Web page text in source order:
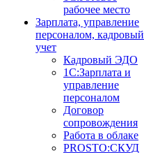
рабочее место
Зарплата, управление
персоналом, кадровый
учет
Кадровый ЭДО
1С:Зарплата и
управление
персоналом
Договор
сопровождения
Работа в облаке
PROSTO:СКУД